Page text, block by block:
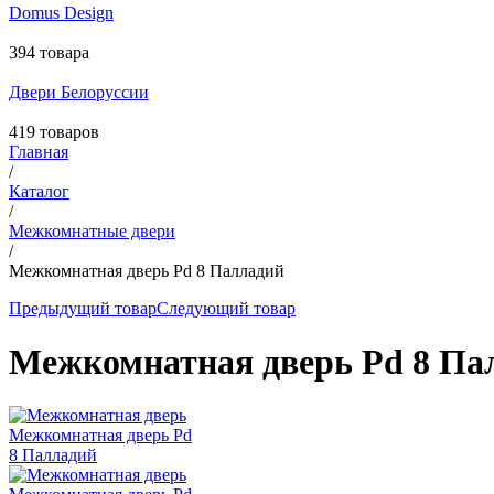
Domus Design
394 товара
Двери Белоруссии
419 товаров
Главная
/
Каталог
/
Межкомнатные двери
/
Межкомнатная дверь Pd 8 Палладий
Предыдущий товарСледующий товар
Межкомнатная дверь Pd 8